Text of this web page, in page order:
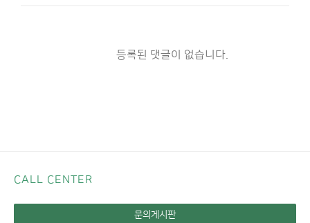
등록된 댓글이 없습니다.
CALL CENTER
문의게시판